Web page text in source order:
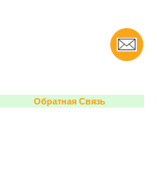
Обратная Связь